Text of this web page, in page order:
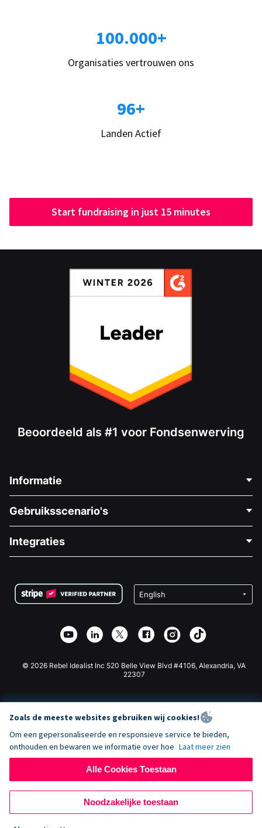
100.000+
Organisaties vertrouwen ons
96+
Landen Actief
Start fundraising in just 15 minutes
Beoordeeld als #1 voor Fondsenwerving
Informatie
Over Ons
Vacatures
Privacy
Affiliate Partnerschap
Gebruiksscenario's
Medische Fondsenwerving
Goede Doelen Fondsenwerving
Integraties
Wix Donatie Plugin
Webflow Donatie App
Joomla Donatie
© 2026 Rebel Idealist Inc 520 Belle View Blvd #4106, Alexandria, VA
22307
Zoals de meeste websites gebruiken wij cookies!
Om een gepersonaliseerde en responsieve service te bieden,
onthouden en bewaren we informatie over hoe Laat meer zien
Alle Cookies Toestaan
Noodzakelijke toestaan